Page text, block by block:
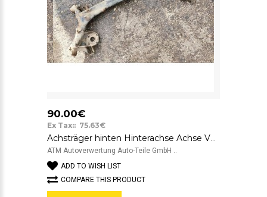
90.00€
Ex Tax:: 75.63€
Achsträger hinten Hinterachse Achse VW Fox
ATM Autoverwertung Auto-Teile GmbH ..
ADD TO WISH LIST
COMPARE THIS PRODUCT